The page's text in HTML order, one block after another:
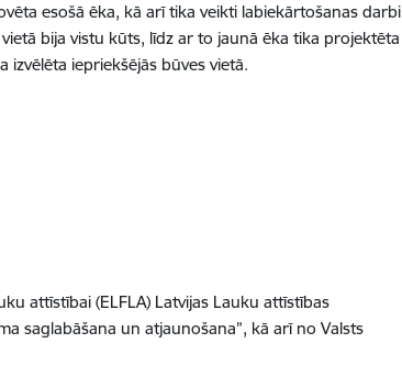
esošā ēka, kā arī tika veikti labiekārtošanas darbi
bija vistu kūts, līdz ar to jaunā ēka tika projektēta
izvēlēta iepriekšējās būves vietā.
attīstībai (ELFLA) Latvijas Lauku attīstības
saglabāšana un atjaunošana”, kā arī no Valsts